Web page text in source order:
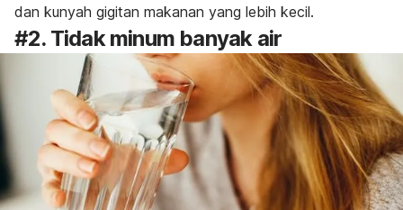
dan kunyah gigitan makanan yang lebih kecil.
#2. Tidak minum banyak air